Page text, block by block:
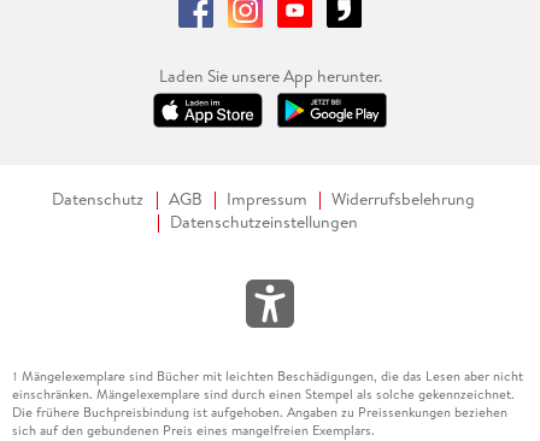
Laden Sie unsere App herunter.
Datenschutz AGB Impressum
Widerrufsbelehrung
Datenschutzeinstellungen
1 Mängelexemplare sind Bücher mit leichten Beschädigungen, die das Lesen aber nicht
einschränken. Mängelexemplare sind durch einen Stempel als solche gekennzeichnet.
Die frühere Buchpreisbindung ist aufgehoben. Angaben zu Preissenkungen beziehen
sich auf den gebundenen Preis eines mangelfreien Exemplars.